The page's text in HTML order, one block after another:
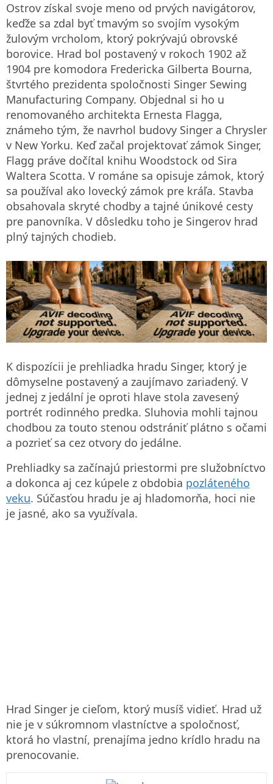
Ostrov získal svoje meno od prvých navigátorov,
keďže sa zdal byť tmavým so svojím vysokým
žulovým vrcholom, ktorý pokrývajú obrovské
borovice. Hrad bol postavený v rokoch 1902 až
1904 pre komodora Fredericka Gilberta Bourna,
štvrtého prezidenta spoločnosti Singer Sewing
Manufacturing Company. Objednal si ho u
renomovaného architekta Ernesta Flagga,
známeho tým, že navrhol budovy Singer a Chrysler
v New Yorku. Keď začal projektovať zámok Singer,
Flagg práve dočítal knihu Woodstock od Sira
Waltera Scotta. V románe sa opisuje zámok, ktorý
sa používal ako lovecký zámok pre kráľa. Stavba
obsahovala skryté chodby a tajné únikové cesty
pre panovníka. V dôsledku toho je Singerov hrad
plný tajných chodieb.
K dispozícii je prehliadka hradu Singer, ktorý je
dômyselne postavený a zaujímavo zariadený. V
jednej z jedální je oproti hlave stola zavesený
portrét rodinného predka. Sluhovia mohli tajnou
chodbou za touto stenou odstrániť plátno s očami
a pozrieť sa cez otvory do jedálne.
Prehliadky sa začínajú priestormi pre služobníctvo
a dokonca aj cez kúpele z obdobia pozláteného
veku. Súčasťou hradu je aj hladomorňa, hoci nie
je jasné, ako sa využívala.
Hrad Singer je cieľom, ktorý musíš vidieť. Hrad už
nie je v súkromnom vlastníctve a spoločnosť,
ktorá ho vlastní, prenajíma jedno krídlo hradu na
prenocovanie.